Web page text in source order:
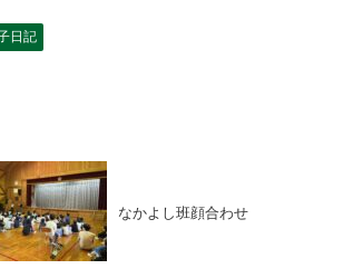
日記
なかよし班顔合わせ